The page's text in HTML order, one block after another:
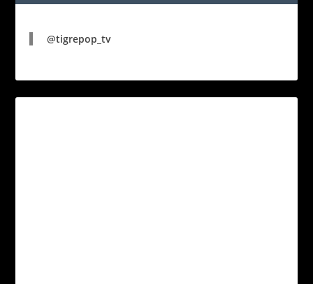
@tigrepop_tv